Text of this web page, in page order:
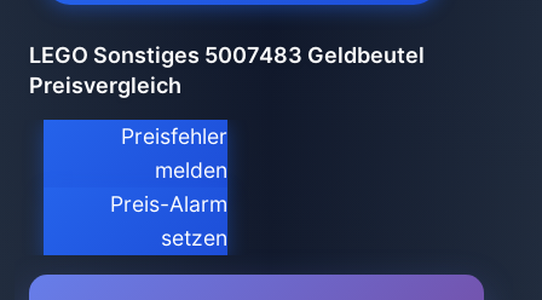
LEGO Sonstiges 5007483 Geldbeutel
Preisvergleich
Preisfehler
melden
Preis-Alarm
setzen